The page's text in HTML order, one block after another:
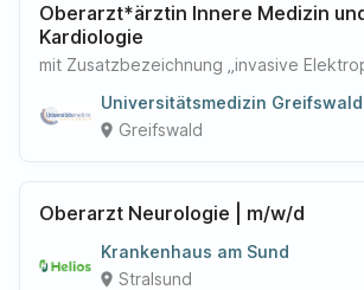
Oberarzt*ärztin Innere Medizin
Kardiologie
mit Zusatzbezeichnung „invasive
Universitätsmedizin Greifswald
place Greifswald
Oberarzt Neurologie | m/w/d
Krankenhaus am Sund
place Stralsund